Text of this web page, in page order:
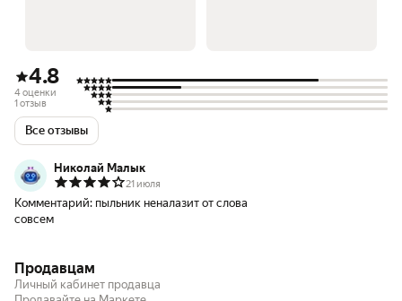
4.8
4 оценки
1 отзыв
Все отзывы
Николай Малык
21 июля
Комментарий: пыльник неналазит от слова
совсем
Продавцам
Личный кабинет продавца